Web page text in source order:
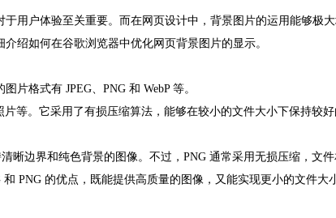
用户体验至关重要。而在网页设计中，背景图片的运用能够极
绍如何在谷歌浏览器中优化网页背景图片的显示。
片格式有 JPEG、PNG 和 WebP 等。
等。它采用了有损压缩算法，能够在较小的文件大小下保持较
晰边界和纯色背景的图像。不过，PNG 通常采用无损压缩，文件
PNG 的优点，既能提供高质量的图像，又能实现更小的文件